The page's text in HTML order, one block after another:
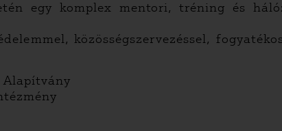
egy komplex mentori, tréning és
közösségszervezéssel,
Alapítvány